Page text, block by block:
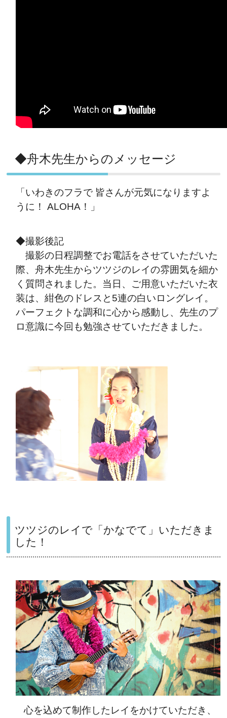
◆舟木先生からのメッセージ
「いわきのフラで 皆さんが元気になりますよ
うに！ ALOHA！」
◆撮影後記
撮影の日程調整でお電話をさせていただいた
際、舟木先生からツツジのレイの雰囲気を細か
く質問されました。当日、ご用意いただいた衣
装は、紺色のドレスと5連の白いロングレイ。
パーフェクトな調和に心から感動し、先生のプ
ロ意識に今回も勉強させていただきました。
ツツジのレイで「かなでて」いただきま
した！
心を込めて制作したレイをかけていただき、